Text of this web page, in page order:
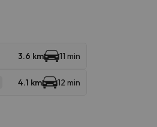
3.6 km 11 min
4.1 km 12 min